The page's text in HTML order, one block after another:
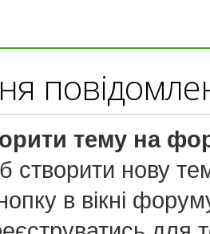
тему на
створити нову
в вікні